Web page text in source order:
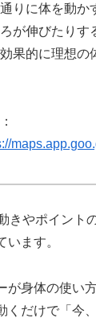
りに体を動か
が伸びたりす
果的に理想の
きやポイント
います。
が身体の使い
くだけで「今